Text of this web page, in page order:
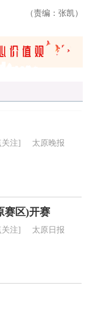
（责编：张凯）
关注] 太原晚报
赛区)开赛
关注] 太原日报